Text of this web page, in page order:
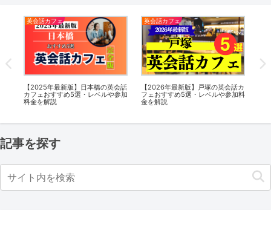
英会話カフェ
【2025年最新版】日本橋の英会話
カフェおすすめ5選・レベルや参加
料金を解説
英会話カフェ
【2026年最新版】戸塚の英会話カ
フェおすすめ5選・レベルや参加料
金を解説
記事を探す